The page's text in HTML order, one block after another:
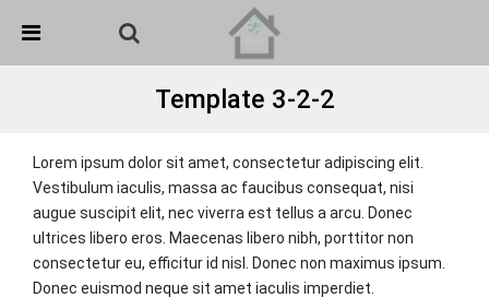
Detected no support in your browser for text to speech
widget
Template 3-2-2
Lorem ipsum dolor sit amet, consectetur adipiscing elit.
Vestibulum iaculis, massa ac faucibus consequat, nisi
augue suscipit elit, nec viverra est tellus a arcu. Donec
ultrices libero eros. Maecenas libero nibh, porttitor non
consectetur eu, efficitur id nisl. Donec non maximus ipsum.
Donec euismod neque sit amet iaculis imperdiet.